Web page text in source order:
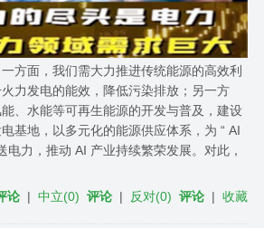
方面，我们需大力推进传统能源的高效利
力发电的能效，降低污染排放；另一方
、水能等可再生能源的开发与普及，建设
基地，以多元化的能源供应体系，为 “ AI
电力，推动 AI 产业持续繁荣发展。对此，
论 |中立(0) 评论 | 反对(0) 评论 |收藏